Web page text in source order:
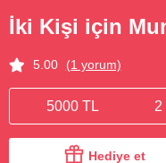
İki Kişi için
5.00 (1 yorum)
5000 TL 2
Hediye et